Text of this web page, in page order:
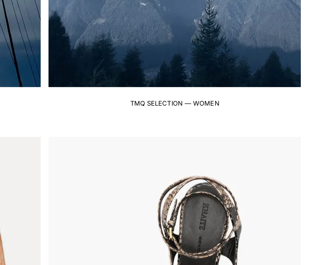
TMQ SELECTION — WOMEN